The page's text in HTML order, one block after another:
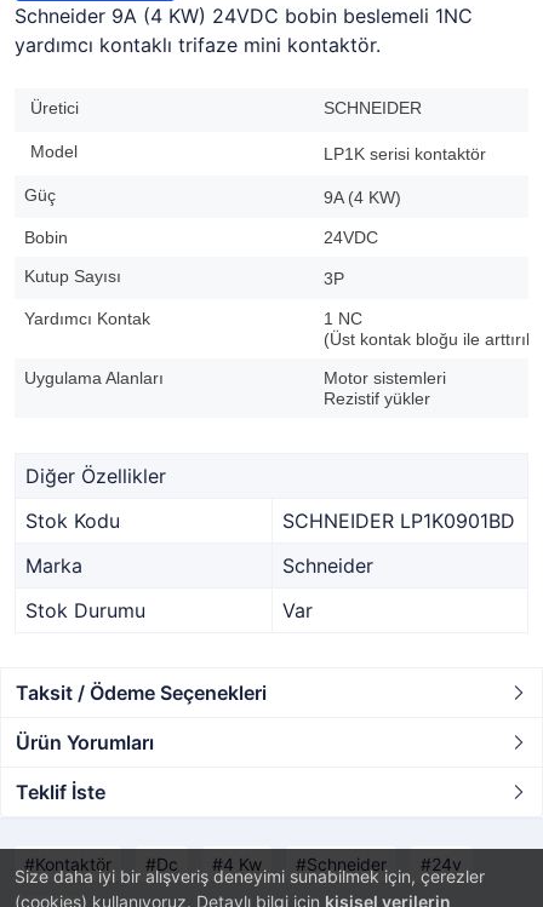
Size daha iyi bir alışveriş deneyimi sunabilmek için, çerezler
(cookies) kullanıyoruz. Detaylı bilgi için kişisel verilerin
Schneider 9A (4 KW) 24VDC bobin beslemeli 1NC
yardımcı kontaklı trifaze mini kontaktör.
Üretici SCHNEIDER
Model LP1K serisi kontaktör
Güç 9A (4 KW)
Bobin
24VDC
Kutup Sayısı
3P
Yardımcı Kontak
1 NC
(Üst kontak bloğu ile
Uygulama Alanları
Motor sistemleri
Rezistif yükler
Diğer Özellikler
Stok Kodu
SCHNEIDER LP1K0901BD
Marka
Schneider
Stok Durumu
Var
Taksit / Ödeme Seçenekleri
Ürün Yorumları
Teklif İste
Kontaktör Dc 4 Kw Schneider 24v